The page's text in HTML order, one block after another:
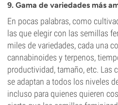
9. Gama de variedades más
En pocas palabras, como
las que elegir con las semillas
miles de variedades, cada una
cannabinoides y terpenos,
productividad, tamaño, etc. Las
se adaptan a todos los niveles
incluso para quienes quieren